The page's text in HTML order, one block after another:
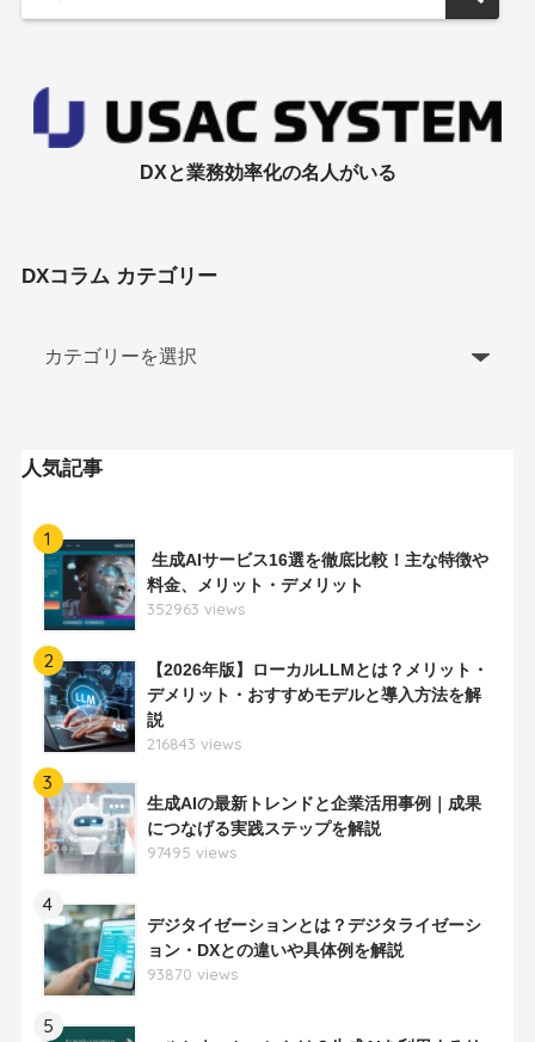
DXと業務効率化の名人がいる
DXコラム カテゴリー
人気記事
1
生成AIサービス16選を徹底比較！主な特徴や
料金、メリット・デメリット
352963 views
2
【2026年版】ローカルLLMとは？メリット・
デメリット・おすすめモデルと導入方法を解
説
216843 views
3
生成AIの最新トレンドと企業活用事例｜成果
につなげる実践ステップを解説
97495 views
4
デジタイゼーションとは？デジタライゼーシ
ョン・DXとの違いや具体例を解説
93870 views
5